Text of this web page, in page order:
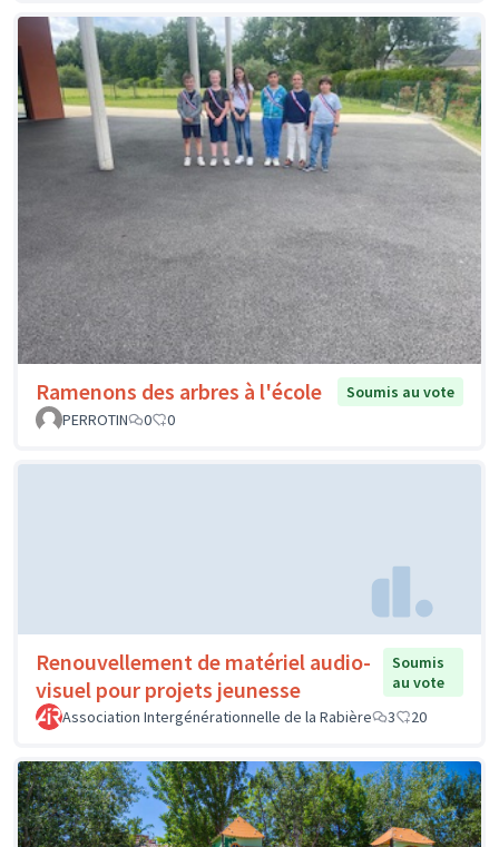
Ramenons des arbres à l'école
Soumis au vote
PERROTIN
0 0
Renouvellement de matériel audio-
visuel pour projets jeunesse
Soumis
au vote
Association Intergénérationnelle de la Rabière
3 20